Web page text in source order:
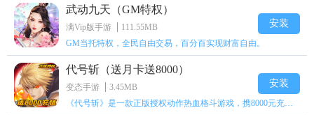
武动九天（GM特权）
满Vip版手游
111.55MB
GM当托特权，全民自由交易，百分百实现财富自由。
安装
代号斩（送月卡送8000）
变态手游
3.45MB
《代号斩》是一款正版授权动作热血格斗游戏，携8000元充值壕礼福利来袭！
安装